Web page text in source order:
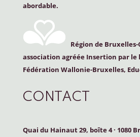
abordable.
Région de
association agréée Insertion par le
Fédération Wallonie-Bruxelles,
CONTACT
Quai du Hainaut 29, boîte 4· 1080